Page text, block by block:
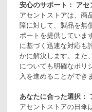
安心のサポート： ア
アセントストアは、商
障に対して、製品を無
ポートを提供していま
に基づく迅速な対応も
かに解決します。また
についても明確なポリ
入を進めることができ
あなたに合った選択：
アセントストアの日傘